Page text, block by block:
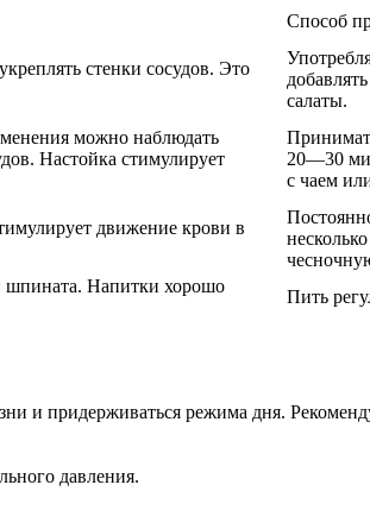
Способ
стенки сосудов. Это
салаты.
можно наблюдать
Настойка стимулирует
20―30
с чаем
движение крови в
шпината. Напитки хорошо
Пить
и придерживаться режима дня.
давления.